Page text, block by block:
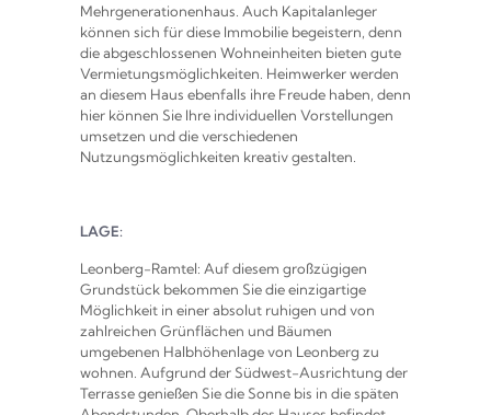
Mehrgenerationenhaus. Auch Kapitalanleger
können sich für diese Immobilie begeistern, denn
die abgeschlossenen Wohneinheiten bieten gute
Vermietungsmöglichkeiten. Heimwerker werden
an diesem Haus ebenfalls ihre Freude haben, denn
hier können Sie Ihre individuellen Vorstellungen
umsetzen und die verschiedenen
Nutzungsmöglichkeiten kreativ gestalten.
LAGE:
Leonberg-Ramtel: Auf diesem großzügigen
Grundstück bekommen Sie die einzigartige
Möglichkeit in einer absolut ruhigen und von
zahlreichen Grünflächen und Bäumen
umgebenen Halbhöhenlage von Leonberg zu
wohnen. Aufgrund der Südwest-Ausrichtung der
Terrasse genießen Sie die Sonne bis in die späten